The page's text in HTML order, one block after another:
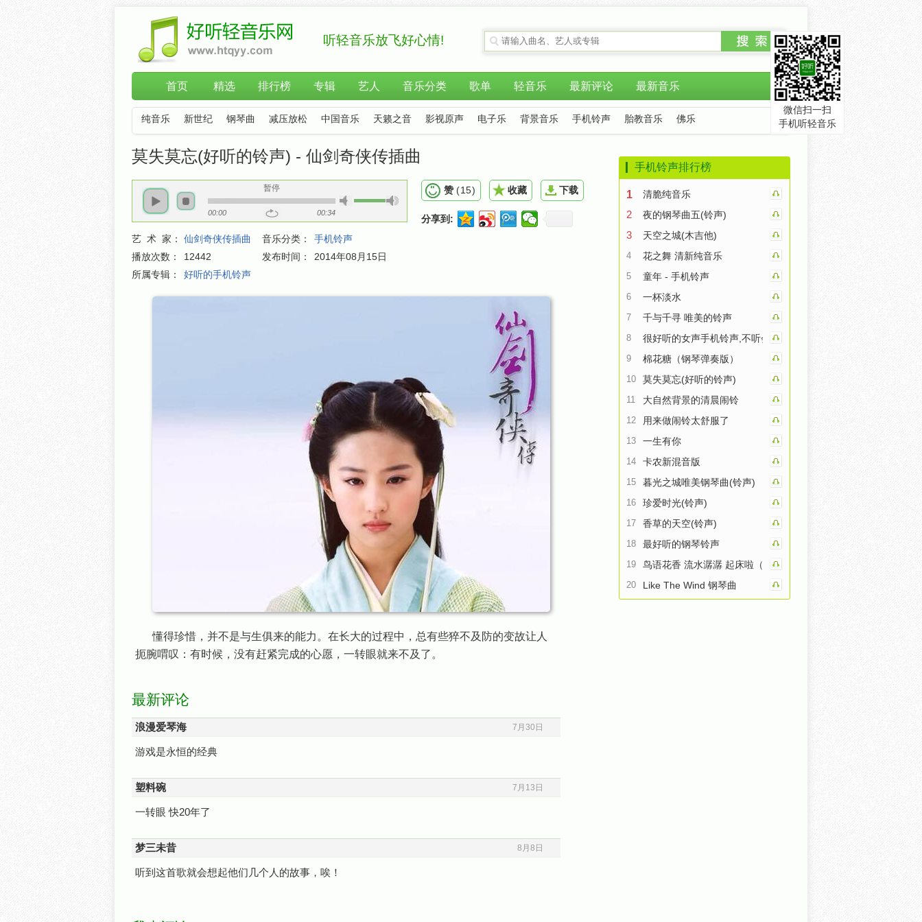
听轻音乐放飞好心情!
首页 精选 排行榜 专辑 艺人 音乐分类 歌单 轻音乐 最新评论 最新音乐
纯音乐 新世纪 钢琴曲 减压放松 中国音乐 天籁之音 影视原声 电子乐 背景音乐 手机铃声 胎教音乐 佛乐
莫失莫忘(好听的铃声) - 仙剑奇侠传插曲
暂停
00:00 00:34
艺 术 家： 仙剑奇侠传插曲 音乐分类：
手机铃声
播放次数：
12442 发布时间：
2014年08月15日
所属专辑：
好听的手机铃声
赞 (15) 收藏 下载
分享到:
懂得珍惜，并不是与生俱来的能力。在长大的过程中，总有些猝不及防的变故让人
扼腕喟叹：有时候，没有赶紧完成的心愿，一转眼就来不及了。
最新评论
浪漫爱琴海 7月30日
游戏是永恒的经典
塑料碗 7月13日
一转眼 快20年了
梦三未昔 8月8日
听到这首歌就会想起他们几个人的故事，唉！
手机铃声排行榜
1 清脆纯音乐
2 夜的钢琴曲五(铃声)
3 天空之城(木吉他)
4 花之舞 清新纯音乐
5 童年 - 手机铃声
6 一杯淡水
7 千与千寻 唯美的铃声
8 很好听的女声手机铃声,不听会后悔
9 棉花糖（钢琴弹奏版）
10 莫失莫忘(好听的铃声)
11 大自然背景的清晨闹铃
12 用来做闹铃太舒服了
13 一生有你
14 卡农新混音版
15 暮光之城唯美钢琴曲(铃声)
16 珍爱时光(铃声)
17 香草的天空(铃声)
18 最好听的钢琴铃声
19 鸟语花香 流水潺潺 起床啦（闹铃）
20 Like The Wind 钢琴曲
微信扫一扫
手机听轻音乐